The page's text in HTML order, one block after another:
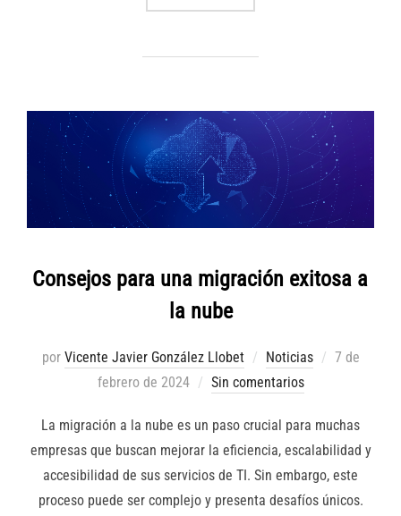
Consejos para una migración exitosa a
la nube
por Vicente Javier González Llobet Noticias
Publicado
7 de
febrero de 2024
Sin comentarios
La migración a la nube es un paso crucial para muchas
empresas que buscan mejorar la eficiencia, escalabilidad y
accesibilidad de sus servicios de TI. Sin embargo, este
proceso puede ser complejo y presenta desafíos únicos.